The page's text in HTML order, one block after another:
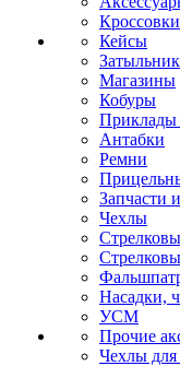
Кроссовки
Кейсы
Магазины
Кобуры
Приклады
Антабки
Ремни
Запчасти
Чехлы
Насадки,
УСМ
Прочие
Чехлы